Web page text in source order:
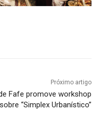
Próximo artigo
Fafe promove workshop
sobre “Simplex Urbanístico”